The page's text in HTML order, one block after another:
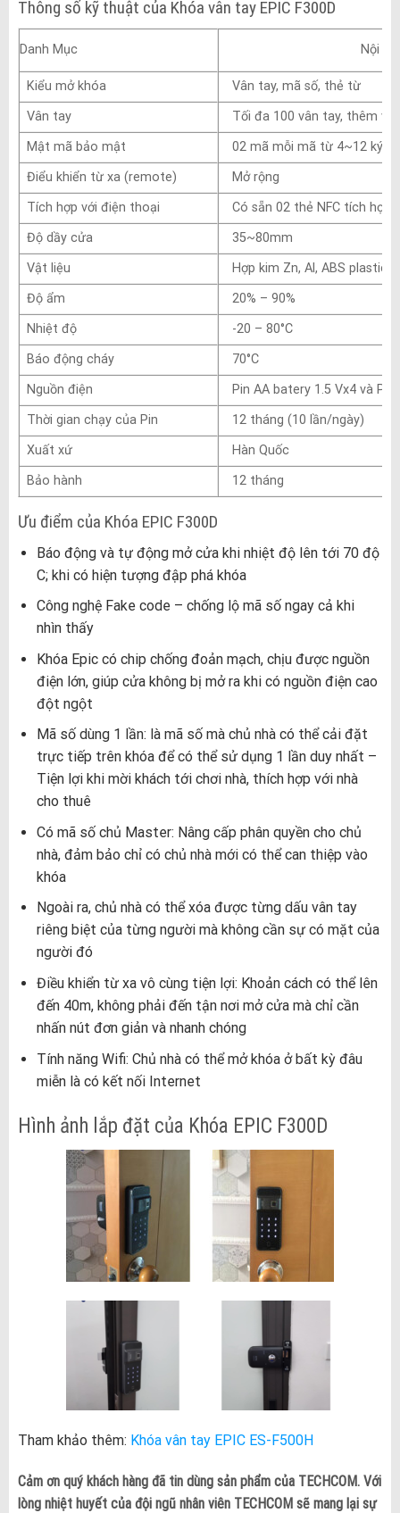
Thông số kỹ thuật của Khóa vân tay EPIC F300D
Danh Mục Nội
Kiểu mở khóa
Vân tay, mã số, thẻ từ
Vân tay
Tối đa 100 vân tay, thêm
Mật mã bảo mật
02 mã mỗi mã từ 4~12 ký
Điểu khiển từ xa (remote)
Mở rộng
Tích hợp với điện thoại
Có sẵn 02 thẻ NFC tích hợp
Độ dầy cửa
35~80mm
Vật liệu
Hợp kim Zn, Al, ABS plastic
Độ ẩm
20% – 90%
Nhiệt độ
-20 – 80°C
Báo động cháy
70°C
Nguồn điện
Pin AA batery 1.5 Vx4 và Pin
Thời gian chạy của Pin
12 tháng (10 lần/ngày)
Xuất xứ
Hàn Quốc
Bảo hành
12 tháng
Ưu điểm của Khóa EPIC F300D
Báo động và tự động mở cửa khi nhiệt độ lên tới 70 độ
C; khi có hiện tượng đập phá khóa
Công nghệ Fake code – chống lộ mã số ngay cả khi
nhìn thấy
Khóa Epic có chip chống đoản mạch, chịu được nguồn
điện lớn, giúp cửa không bị mở ra khi có nguồn điện cao
đột ngột
Mã số dùng 1 lần: là mã số mà chủ nhà có thể cải đặt
trực tiếp trên khóa để có thể sử dụng 1 lần duy nhất –
Tiện lợi khi mời khách tới chơi nhà, thích hợp với nhà
cho thuê
Có mã số chủ Master: Nâng cấp phân quyền cho chủ
nhà, đảm bảo chỉ có chủ nhà mới có thể can thiệp vào
khóa
Ngoài ra, chủ nhà có thể xóa được từng dấu vân tay
riêng biệt của từng người mà không cần sự có mặt của
người đó
Điều khiển từ xa vô cùng tiện lợi: Khoản cách có thể lên
đến 40m, không phải đến tận nơi mở cửa mà chỉ cần
nhấn nút đơn giản và nhanh chóng
Tính năng Wifi: Chủ nhà có thể mở khóa ở bất kỳ đâu
miễn là có kết nối Internet
Hình ảnh lắp đặt của Khóa EPIC F300D
Tham khảo thêm: Khóa vân tay EPIC ES-F500H
Cảm ơn quý khách hàng đã tin dùng sản phẩm của TECHCOM. Với
lòng nhiệt huyết của đội ngũ nhân viên TECHCOM sẽ mang lại sự